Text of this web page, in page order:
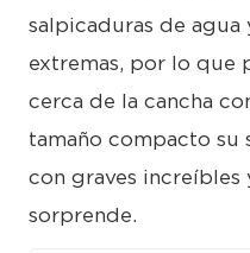
salpicaduras de agua
extremas, por lo que
cerca de la cancha
tamaño compacto su
con graves
sorprende.